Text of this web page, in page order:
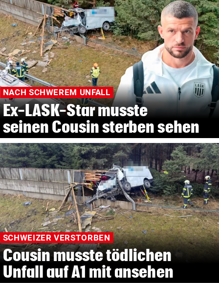
NACH SCHWEREM UNFALL
Ex-LASK-Star musste
seinen Cousin sterben sehen
SCHWEIZER VERSTORBEN
Cousin musste tödlichen
Unfall auf A1 mit ansehen